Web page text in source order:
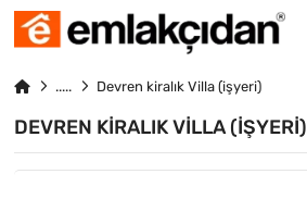
Devren kiralık Villa (işyeri)
DEVREN KIRALIK VILLA (IŞYERI)